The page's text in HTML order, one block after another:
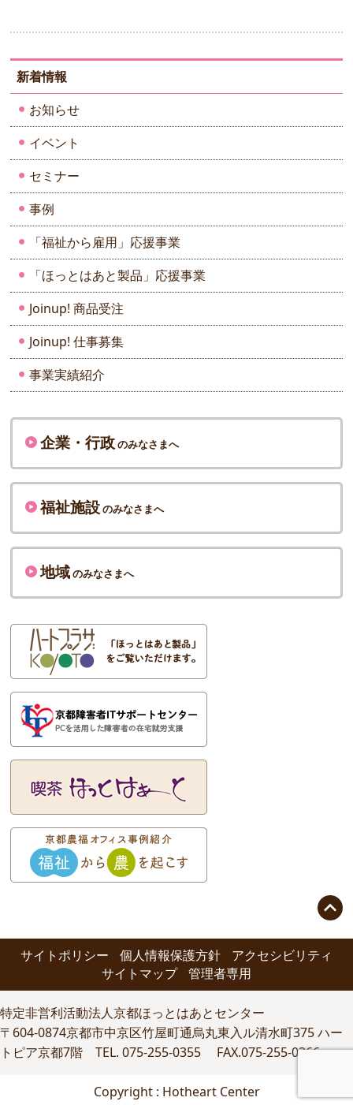
新着情報
お知らせ
イベント
セミナー
事例
「福祉から雇用」応援事業
「ほっとはあと製品」応援事業
Joinup! 商品受注
Joinup! 仕事募集
事業実績紹介
企業・行政のみなさまへ
福祉施設のみなさまへ
地域のみなさまへ

サイトポリシー 個人情報保護方針
アクセシビリティ
サイトマップ
管理者専用
特定非営利活動法人京都ほっとはあとセンター
〒604-0874京都市中京区竹屋町通烏丸東入ル清水町375 ハー
トピア京都7階 TEL. 075-255-0355 FAX.075-255-0366
Copyright : Hotheart Center